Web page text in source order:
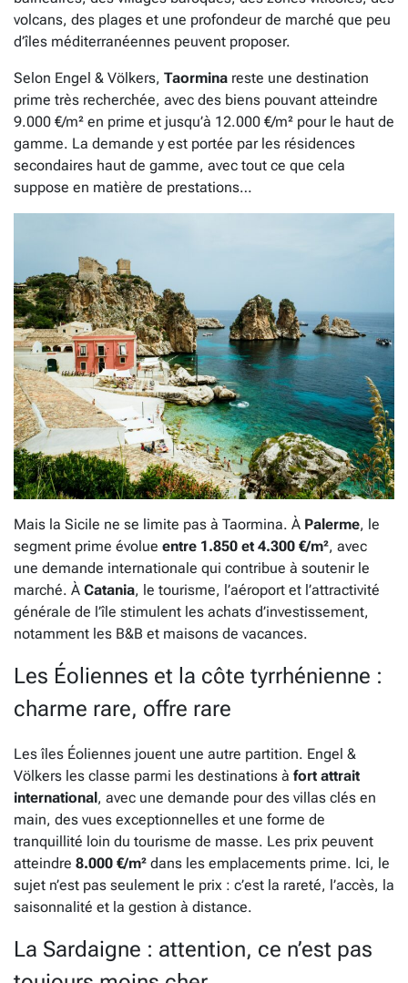
volcans, des plages et une profondeur de marché que peu
d’îles méditerranéennes peuvent proposer.
Selon Engel & Völkers, Taormina reste une destination
prime très recherchée, avec des biens pouvant atteindre
9.000 €/m² en prime et jusqu’à 12.000 €/m² pour le haut de
gamme. La demande y est portée par les résidences
secondaires haut de gamme, avec tout ce que cela
suppose en matière de prestations…
Mais la Sicile ne se limite pas à Taormina. À Palerme, le
segment prime évolue entre 1.850 et 4.300 €/m², avec
une demande internationale qui contribue à soutenir le
marché. À Catania, le tourisme, l’aéroport et l’attractivité
générale de l’île stimulent les achats d’investissement,
notamment les B&B et maisons de vacances.
Les Éoliennes et la côte tyrrhénienne :
charme rare, offre rare
Les îles Éoliennes jouent une autre partition. Engel &
Völkers les classe parmi les destinations à fort attrait
international , avec une demande pour des villas clés en
main, des vues exceptionnelles et une forme de
tranquillité loin du tourisme de masse. Les prix peuvent
atteindre 8.000 €/m² dans les emplacements prime. Ici, le
sujet n’est pas seulement le prix : c’est la rareté, l’accès, la
saisonnalité et la gestion à distance.
La Sardaigne : attention, ce n’est pas